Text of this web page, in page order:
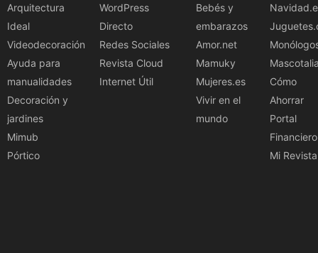
Arquitectura
Ideal
Videodecoración
Ayuda para
manualidades
Decoración y
jardines
Mimub
Pórtico
WordPress
Directo
Redes Sociales
Revista Cloud
Internet Útil
Bebés y
embarazos
Amor.net
Mamuky
Mujeres.es
Vivir en el
mundo
Cómo
Ahorrar
Portal
Financiero
Mi Revista